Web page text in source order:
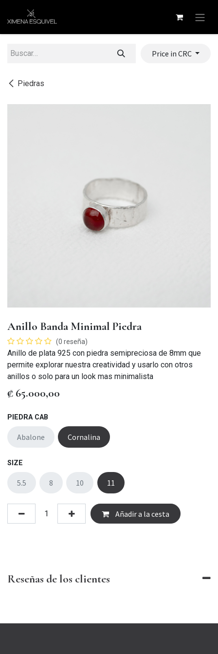
Piedras
Price in CRC
Anillo Banda Minimal Piedra
(0 reseña)
Anillo de plata 925 con piedra semipreciosa de 8mm que
permite explorar nuestra creatividad y usarlo con otros
anillos o solo para un look mas minimalista
₡ 65.000,00
PIEDRA CAB
Abalone Cornalina
SIZE
5.5 8 10 11
Añadir a la cesta
Reseñas de los clientes